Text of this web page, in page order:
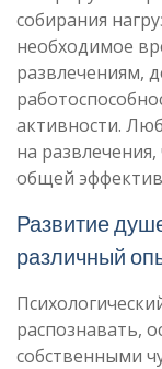
собирания
необходимое
развлечениям,
активности.
на
общей
Развитие
различный
распознавать,
собственными